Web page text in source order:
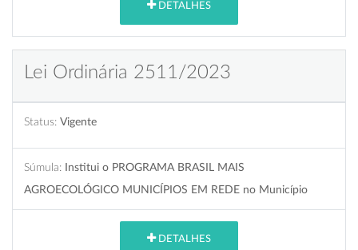
DETALHES
Lei Ordinária 2511/2023
Status: Vigente
Súmula: Institui o PROGRAMA BRASIL MAIS
AGROECOLÓGICO MUNICÍPIOS EM REDE no Município
DETALHES